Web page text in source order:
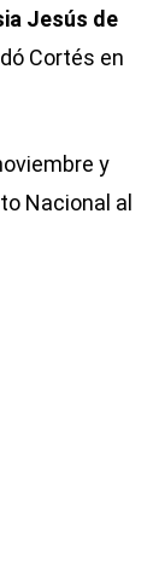
Jesús de
Cortés en
y
Nacional al